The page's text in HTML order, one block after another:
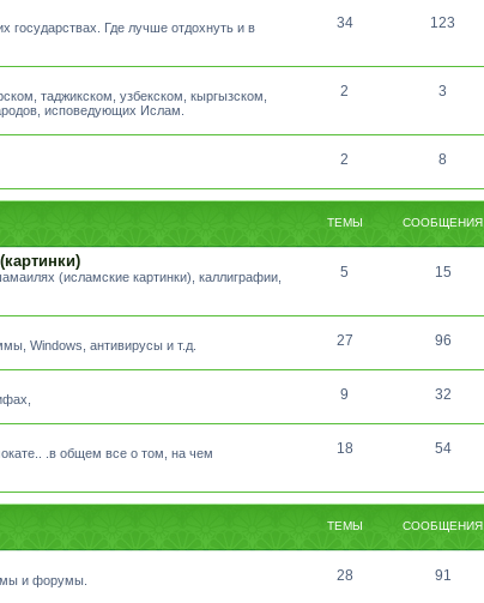
государствах. Где лучше отдохнуть и в
34 123
таджикском, узбекском, кыргызском,
исповедующих Ислам.
2 3
2 8
ТЕМЫ СООБЩЕНИЯ
(исламские картинки), каллиграфии,
5 15
Windows, антивирусы и т.д.
27 96
9 32
.в общем все о том, на чем
18 54
ТЕМЫ СООБЩЕНИЯ
и форумы.
28 91